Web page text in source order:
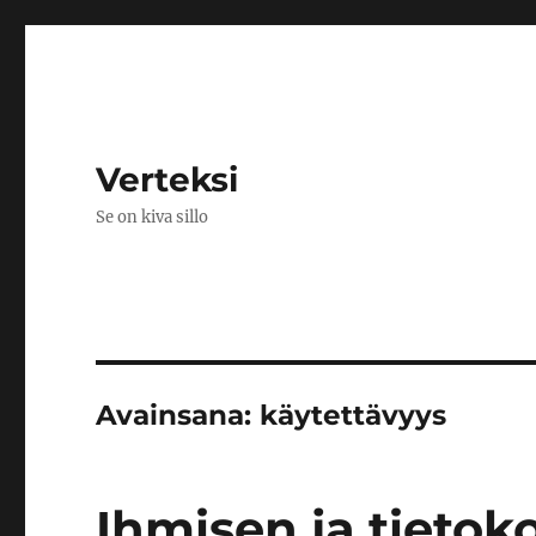
Verteksi
Se on kiva sillo
Avainsana: käytettävyys